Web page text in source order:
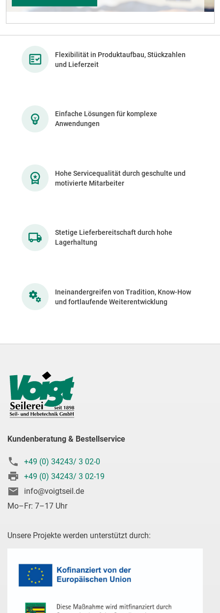
Flexibilität in Produktaufbau, Stückzahlen
und Lieferzeit
Einfache Lösungen für komplexe
Anwendungen
Hohe Servicequalität durch geschulte und
motivierte Mitarbeiter
Stetige Lieferbereitschaft durch hohe
Lagerhaltung
Ineinandergreifen von Tradition, Know-How
und fortlaufende Weiterentwicklung
Kundenberatung & Bestellservice
+49 (0) 34243/ 3 02-0
+49 (0) 34243/ 3 02-19
info@voigtseil.de
Mo–Fr: 7–17 Uhr
Unsere Projekte werden unterstützt durch: